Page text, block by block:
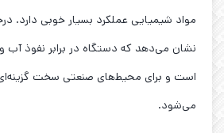
نشان می‌دهد که دستگاه در برابر نفوذ آب و
است و برای محیط‌های صنعتی سخت
می‌شود.